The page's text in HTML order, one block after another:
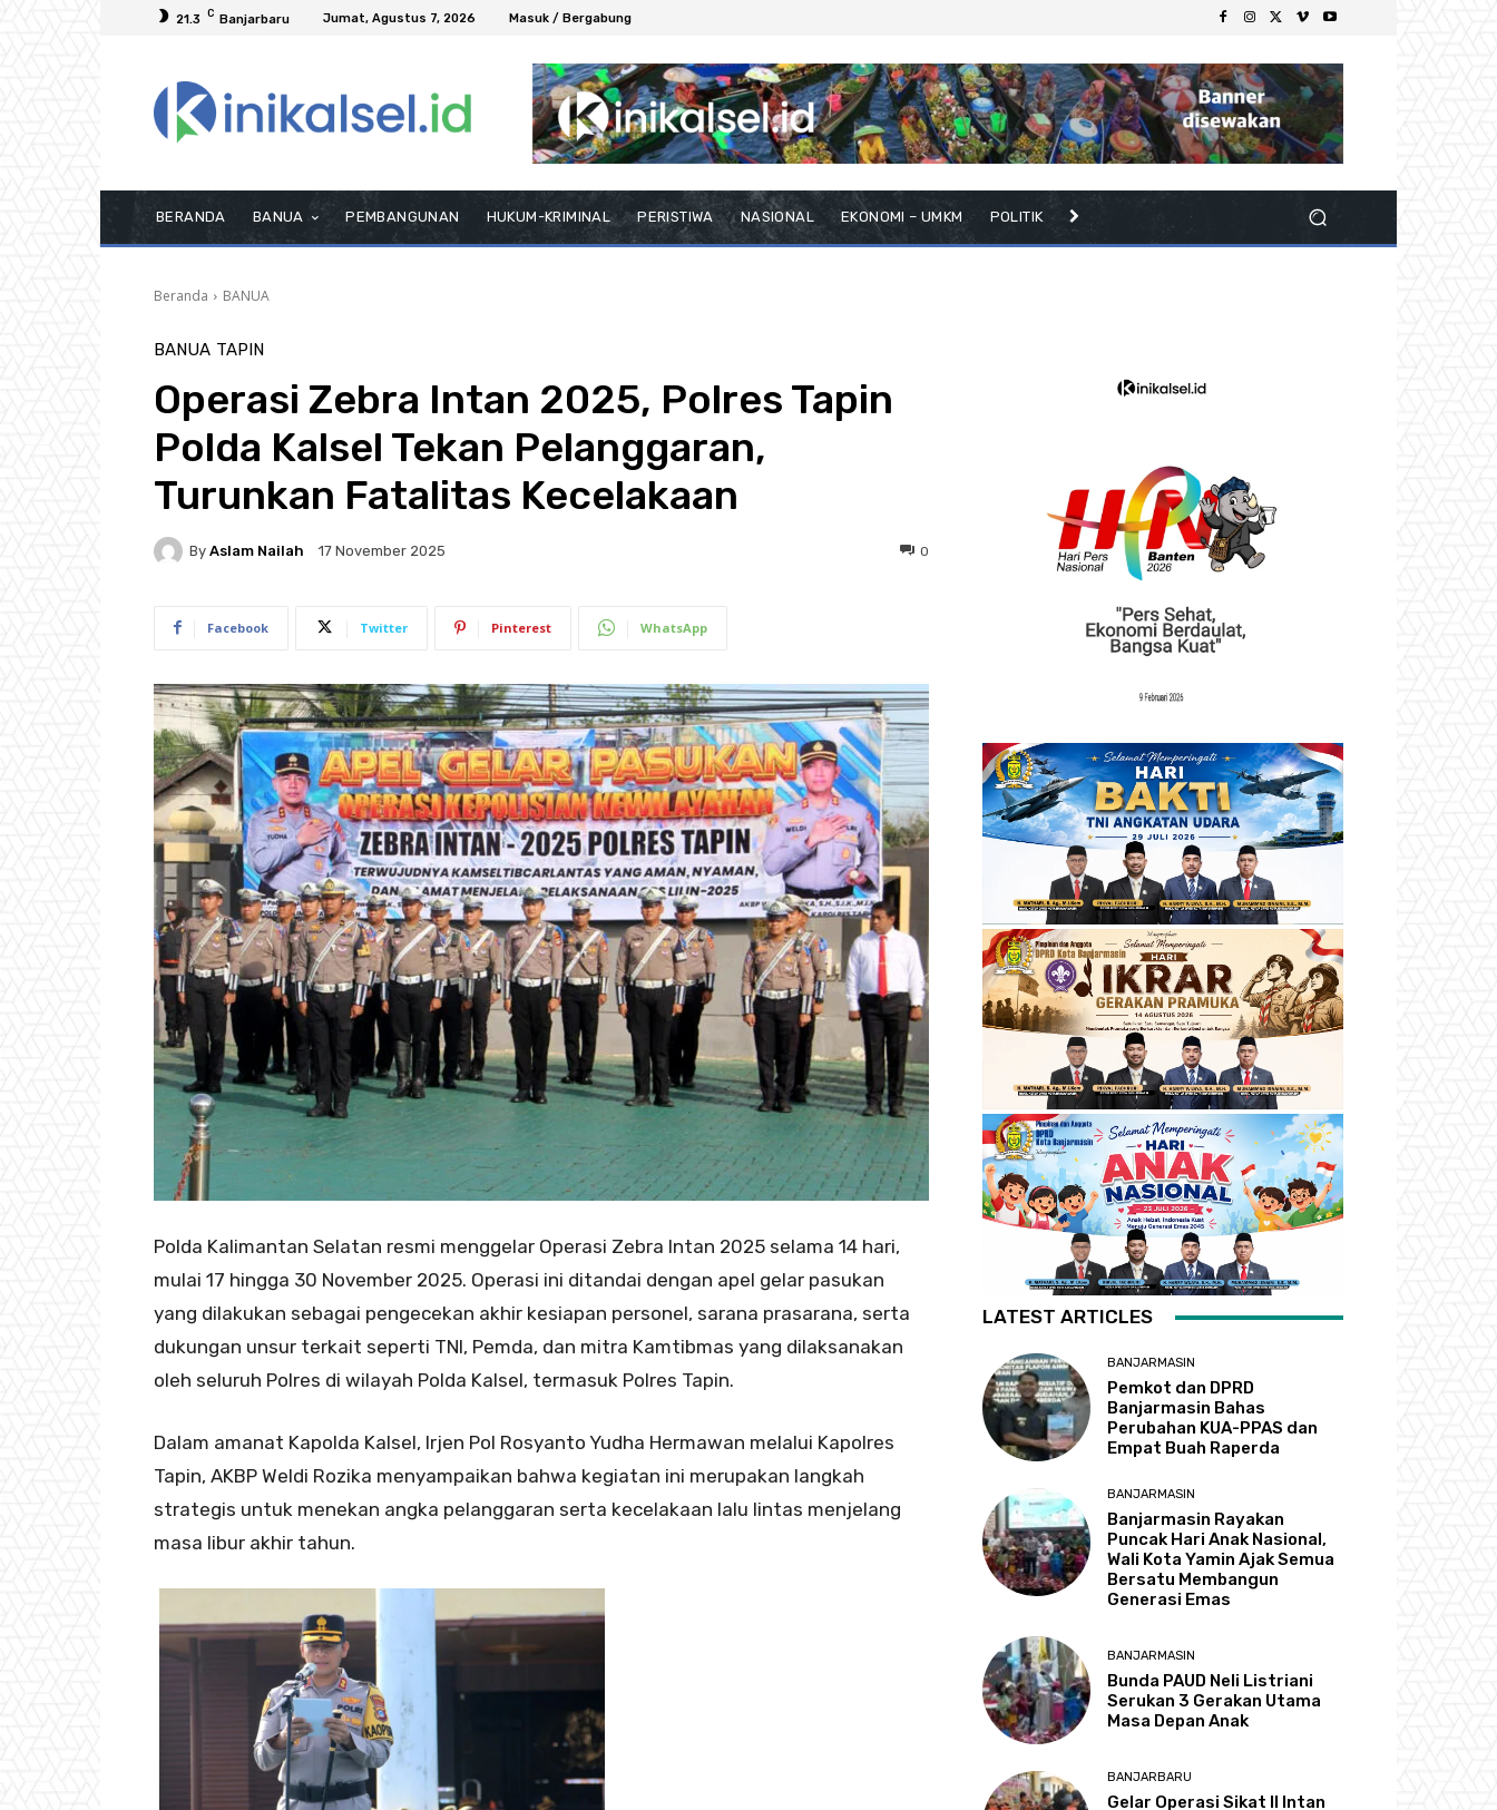
21.3 C Banjarbaru Jumat, Agustus 7, 2026 Masuk / Bergabung
BERANDA BANUA PEMBANGUNAN HUKUM-KRIMINAL PERISTIWA NASIONAL EKONOMI – UMKM POLITIK
Beranda BANUA
BANUA TAPIN
Operasi Zebra Intan 2025, Polres Tapin
Polda Kalsel Tekan Pelanggaran,
Turunkan Fatalitas Kecelakaan
By Aslam Nailah 17 November 2025 0
Facebook Twitter Pinterest WhatsApp
Polda Kalimantan Selatan resmi menggelar Operasi Zebra Intan 2025 selama 14 hari,
mulai 17 hingga 30 November 2025. Operasi ini ditandai dengan apel gelar pasukan
yang dilakukan sebagai pengecekan akhir kesiapan personel, sarana prasarana, serta
dukungan unsur terkait seperti TNI, Pemda, dan mitra Kamtibmas yang dilaksanakan
oleh seluruh Polres di wilayah Polda Kalsel, termasuk Polres Tapin.
Dalam amanat Kapolda Kalsel, Irjen Pol Rosyanto Yudha Hermawan melalui Kapolres
Tapin, AKBP Weldi Rozika menyampaikan bahwa kegiatan ini merupakan langkah
strategis untuk menekan angka pelanggaran serta kecelakaan lalu lintas menjelang
masa libur akhir tahun.
LATEST ARTICLES
BANJARMASIN
Pemkot dan DPRD
Banjarmasin Bahas
Perubahan KUA-PPAS dan
Empat Buah Raperda
BANJARMASIN
Banjarmasin Rayakan
Puncak Hari Anak Nasional,
Wali Kota Yamin Ajak Semua
Bersatu Membangun
Generasi Emas
BANJARMASIN
Bunda PAUD Neli Listriani
Serukan 3 Gerakan Utama
Masa Depan Anak
BANJARBARU
Gelar Operasi Sikat II Intan